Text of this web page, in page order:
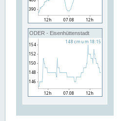
ODER - Eisenhüttenstadt